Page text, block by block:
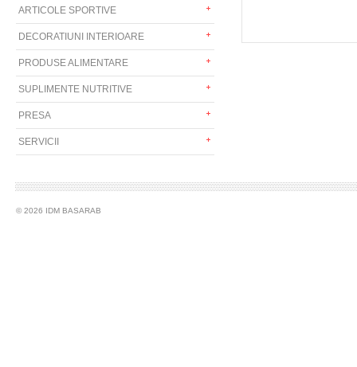
ARTICOLE SPORTIVE
DECORATIUNI INTERIOARE
PRODUSE ALIMENTARE
SUPLIMENTE NUTRITIVE
PRESA
SERVICII
© 2026 IDM BASARAB